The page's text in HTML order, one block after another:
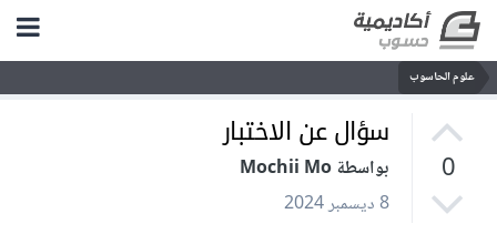
علوم الحاسوب
0
سؤال عن الاختبار
بواسطة Mochii Mo
8 ديسمبر 2024